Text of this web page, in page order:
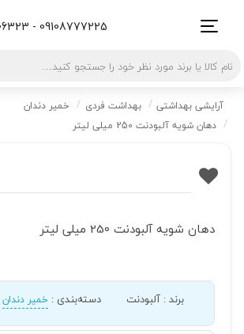
- 09108777225
آرایشی بهداشتی بهداشت فردی
خمیر دندان
دهان شویه آلبودنت 250 میلی لیتر
دهان شویه آلبودنت 250 میلی لیتر
برند: آلبودنت دسته‌بندی : خمیر دندان